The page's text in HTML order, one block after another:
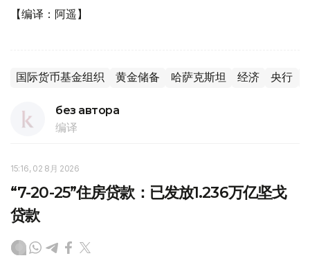
【编译：阿遥】
国际货币基金组织 黄金储备 哈萨克斯坦 经济 央行
без автора
编译
15:16, 02 8月 2026
“7-20-25”住房贷款：已发放1.236万亿坚戈
贷款